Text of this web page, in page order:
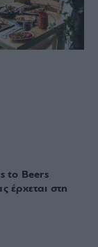
to Beers
έρχεται στη